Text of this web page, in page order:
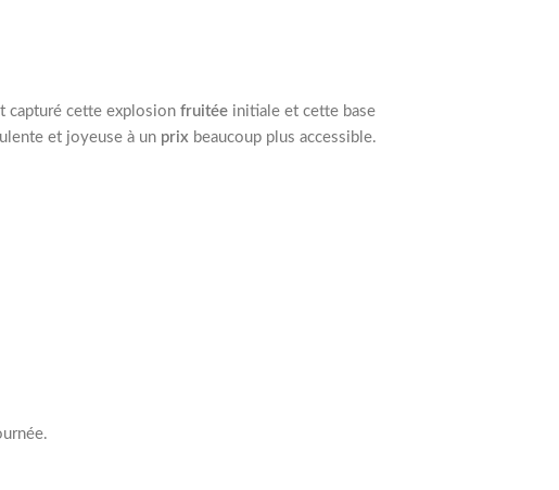
capturé cette explosion fruitée initiale et cette base
et joyeuse à un prix beaucoup plus accessible.